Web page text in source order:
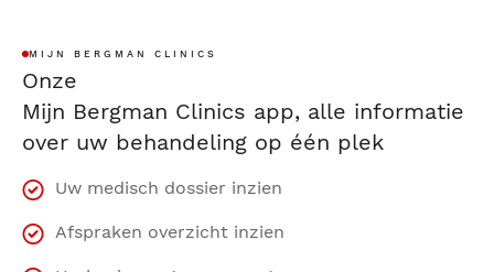
MIJN BERGMAN CLINICS
Onze
Mijn Bergman Clinics app, alle informatie
over uw behandeling op één plek
Uw medisch dossier inzien
Afspraken overzicht inzien